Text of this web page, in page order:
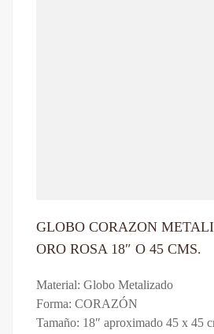
GLOBO CORAZON
ORO ROSA 18″ O 45 CMS.
Material: Globo Metalizado
Forma: CORAZÓN
Tamaño: 18″ aproximado 45 x 45